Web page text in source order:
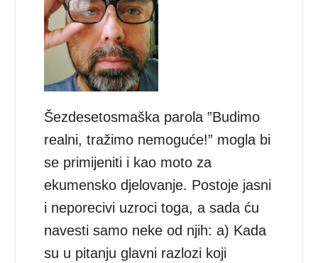
Šezdesetosmaška parola ”Budimo
realni, tražimo nemoguće!” mogla bi
se primijeniti i kao moto za
ekumensko djelovanje. Postoje jasni
i neporecivi uzroci toga, a sada ću
navesti samo neke od njih: a) Kada
su u pitanju glavni razlozi koji